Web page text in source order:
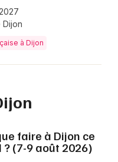
Dijon
à Dijon
faire à Dijon ce
(7-9 août 2026)